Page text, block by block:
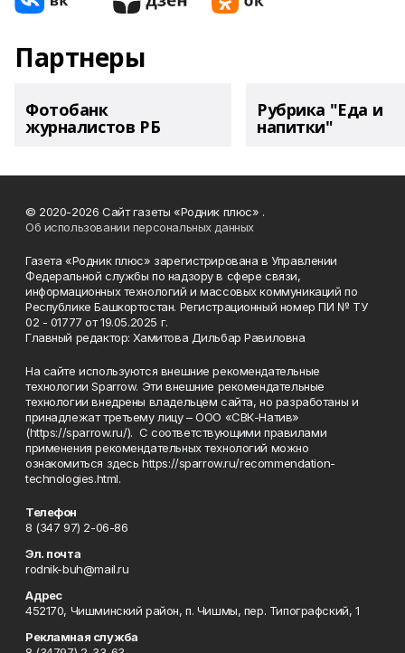
Партнеры
Фотобанк
журналистов РБ
Рубрика "Еда и
напитки"
© 2020-2026 Сайт газеты «Родник плюс» .
Об использовании персональных данных
Газета «Родник плюс» зарегистрирована в Управлении
Федеральной службы по надзору в сфере связи,
информационных технологий и массовых коммуникаций по
Республике Башкортостан. Регистрационный номер ПИ № ТУ
02 - 01777 от 19.05.2025 г.
Главный редактор: Хамитова Дильбар Равиловна
На сайте используются внешние рекомендательные
технологии Sparrow. Эти внешние рекомендательные
технологии внедрены владельцем сайта, но разработаны и
принадлежат третьему лицу – ООО «СВК-Натив»
(https://sparrow.ru/). С соответствующими правилами
применения рекомендательных технологий можно
ознакомиться здесь https://sparrow.ru/recommendation-
technologies.html.
Телефон
8 (347 97) 2-06-86
Эл. почта
rodnik-buh@mail.ru
Адрес
452170, Чишминский район, п. Чишмы, пер. Типографский, 1
Рекламная служба